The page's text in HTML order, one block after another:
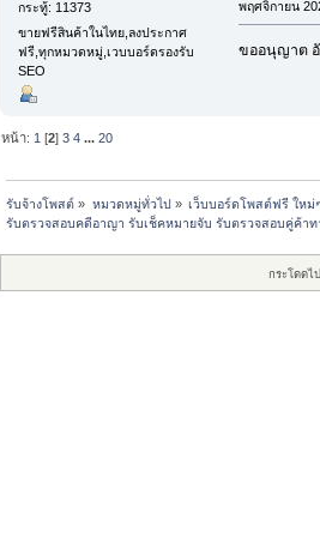
กระทู้: 11373
ขายฟรีสินค้าในไทย,ลงประกาศ
ฟรี,ทุกหมวดหมู่,เวบบอร์ดรองรับ
SEO
พฤศจิกายน
ขออนุญาต
หน้า: 1 [2]3 4 ...20
รับจ้างโพสต์ » หมวดหมู่ทั่วไป » เว็บบอร์ดโพสต์ฟรี ให
รับตรวจสอบคดีอาญา รับเช็คหมายจับ รับตรวจสอบคู่ค้าท
กระโดดไ